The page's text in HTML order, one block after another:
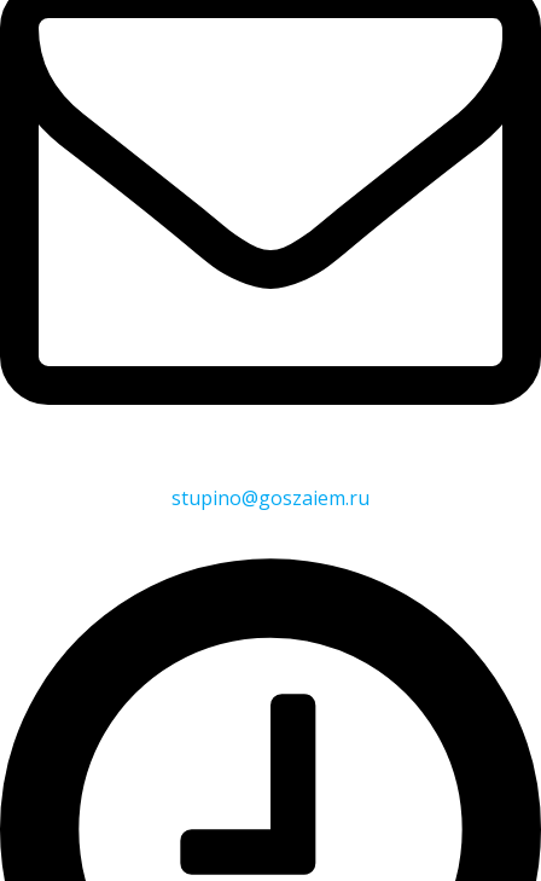
stupino@goszaiem.ru